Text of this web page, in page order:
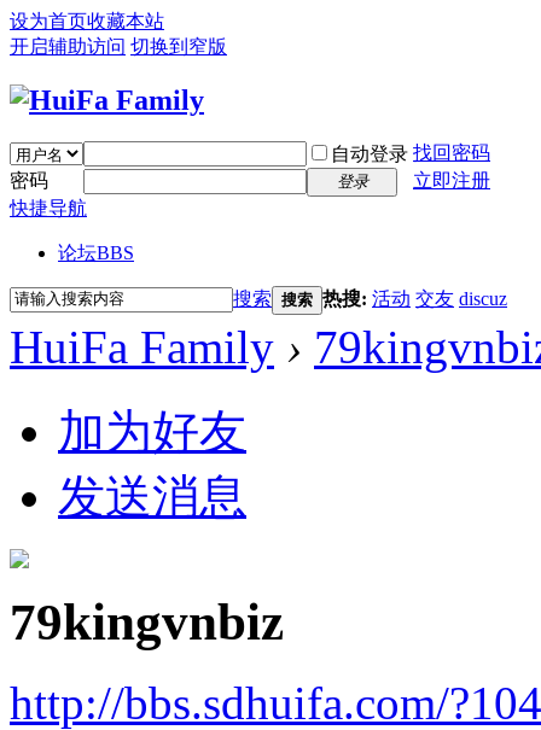
设为首页收藏本站
开启辅助访问 切换到窄版
自动登录 找回密码
密码
登录
立即注册
快捷导航
论坛BBS
搜索 搜索 热搜: 活动 交友 discuz
HuiFa Family ›
加为好友
发送消息
79kingvnbiz
http://bbs.sdhuifa.com/